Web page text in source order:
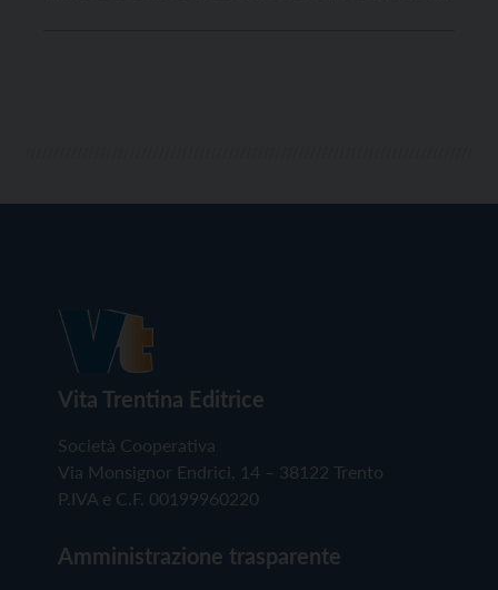
Vita Trentina Editrice
Società Cooperativa
Via Monsignor Endrici, 14 – 38122 Trento
P.IVA e C.F. 00199960220
Amministrazione trasparente